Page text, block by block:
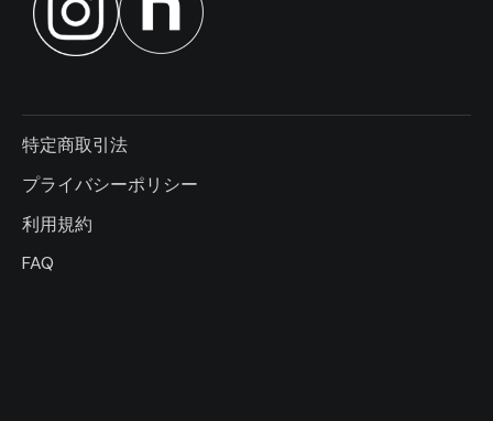
特定商取引法
プライバシーポリシー
利用規約
FAQ